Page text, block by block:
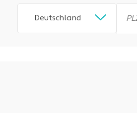
Deutschland